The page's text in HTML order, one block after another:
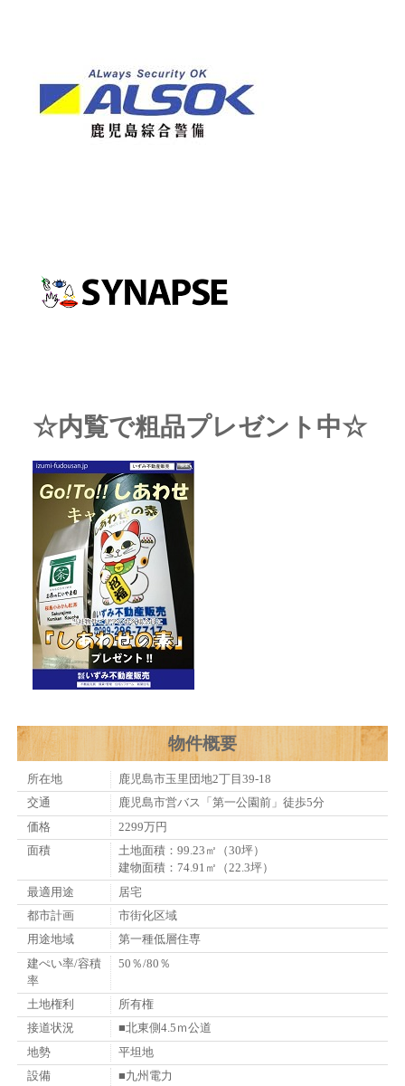
☆内覧で粗品プレゼント中☆
物件概要
所在地
鹿児島市玉里団地2丁目39-18
交通
鹿児島市営バス「第一公園前」徒歩5分
価格
2299万円
面積
土地面積：99.23㎡（30坪）
建物面積：74.91㎡（22.3坪）
最適用途
居宅
都市計画
市街化区域
用途地域
第一種低層住専
建ぺい率/容積
率
50％/80％
土地権利
所有権
接道状況
■北東側4.5ｍ公道
地勢
平坦地
設備
■九州電力